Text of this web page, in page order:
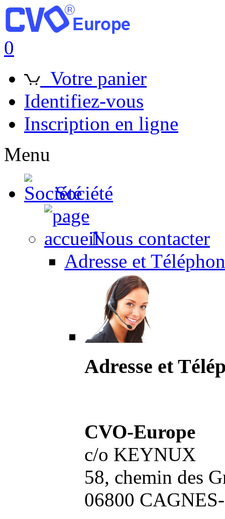
0
Votre panier
Identifiez-vous
Inscription en ligne
Menu
Société
Nous contacter
Adresse et
Adresse et
CVO-Europe
c/o KEYNUX
58, chemin des
06800